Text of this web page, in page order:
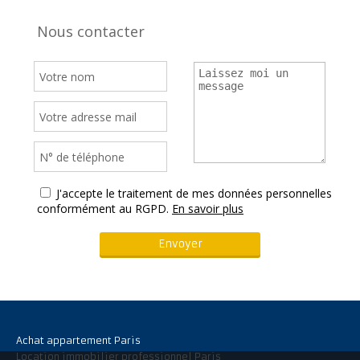
Nous contacter
J'accepte le traitement de mes données personnelles
conformément au RGPD. En savoir plus
Achat appartement Paris
Location immobilier professionnel Paris